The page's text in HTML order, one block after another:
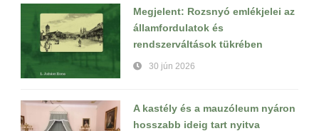
Megjelent: Rozsnyó emlékjelei az
államfordulatok és
rendszerváltások tükrében
30 jún 2026
A kastély és a mauzóleum nyáron
hosszabb ideig tart nyitva